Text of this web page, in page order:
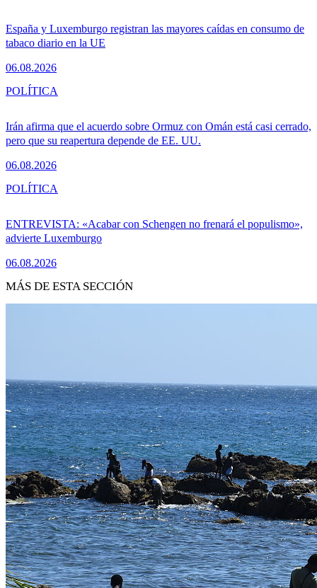
España y Luxemburgo registran las mayores caídas en consumo de
tabaco diario en la UE
06.08.2026
Irán afirma que el acuerdo sobre Ormuz con Omán está casi cerrado,
pero que su reapertura depende de EE. UU.
06.08.2026
POLÍTICA
ENTREVISTA: «Acabar con Schengen no frenará el populismo»,
advierte Luxemburgo
06.08.2026
POLÍTICA
MÁS DE ESTA SECCIÓN